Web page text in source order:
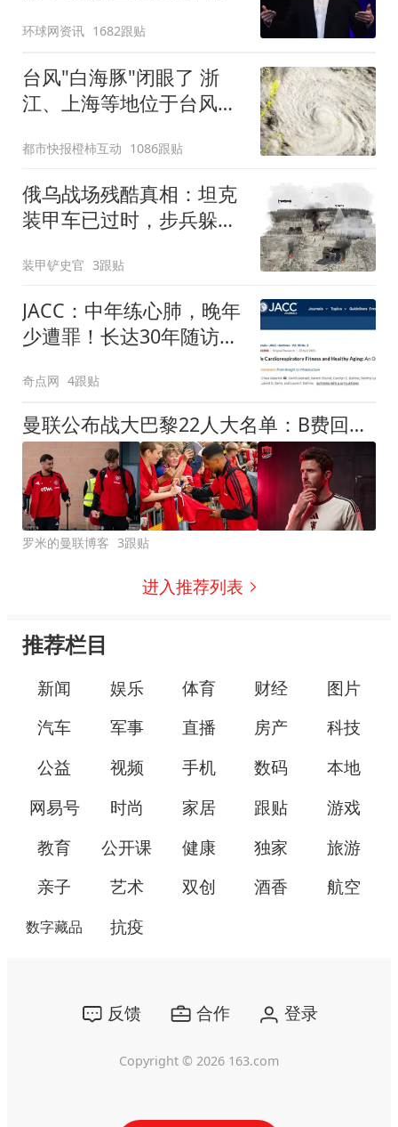
环球网资讯 1682跟贴
台风"白海豚"闭眼了 浙
江、上海等地位于台风危
都市快报橙柿互动 1086跟贴
俄乌战场残酷真相：坦克
装甲车已过时，步兵躲深
装甲铲史官 3跟贴
JACC：中年练心肺，晚年
少遭罪！长达30年随访发
年慢病少、寿命延长有关
奇点网 4跟贴
曼联公布战大巴黎22人大名单：B费回归蒂莱曼斯首秀，小妖只剩5人
罗米的曼联博客 3跟贴
进入推荐列表
推荐栏目
新闻 娱乐 体育 财经
图片
汽车
军事 直播 房产
科技
公益
视频 手机 数码
本地
网易号
时尚 家居 跟贴
游戏
教育
公开课 健康 独家
旅游
亲子
艺术 双创 酒香 航空
数字藏品 抗疫
反馈 合作 登录
Copyright © 2026 163.com